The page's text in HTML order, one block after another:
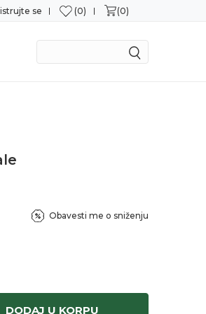
Mogućnost zamene u
se 0 0
Obavesti me o sniženju
DODAJ U KORPU